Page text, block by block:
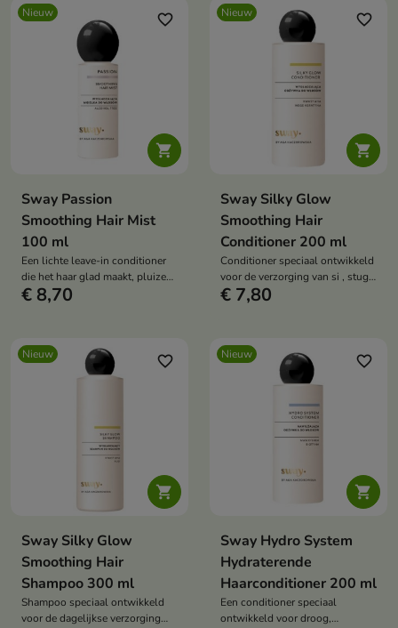
Nieuw

favorite_border
Sway Passion
Smoothing Hair Mist
100 ml
Een lichte leave-in conditioner
die het haar glad maakt, pluizen
vermindert en het een natuurlijke
€ 8,70
Nieuw

favorite_border
Sway Silky Glow
Smoothing Hair
Conditioner 200 ml
Conditioner speciaal ontwikkeld
voor de verzorging van si , stug
en moeilijk te stylen haar.
€ 7,80
Nieuw

favorite_border
Sway Silky Glow
Smoothing Hair
Shampoo 300 ml
Shampoo speciaal ontwikkeld
voor de dagelijkse verzorging
Nieuw

favorite_border
Sway Hydro System
Hydraterende
Haarconditioner 200 ml
Een conditioner speciaal
ontwikkeld voor droog,